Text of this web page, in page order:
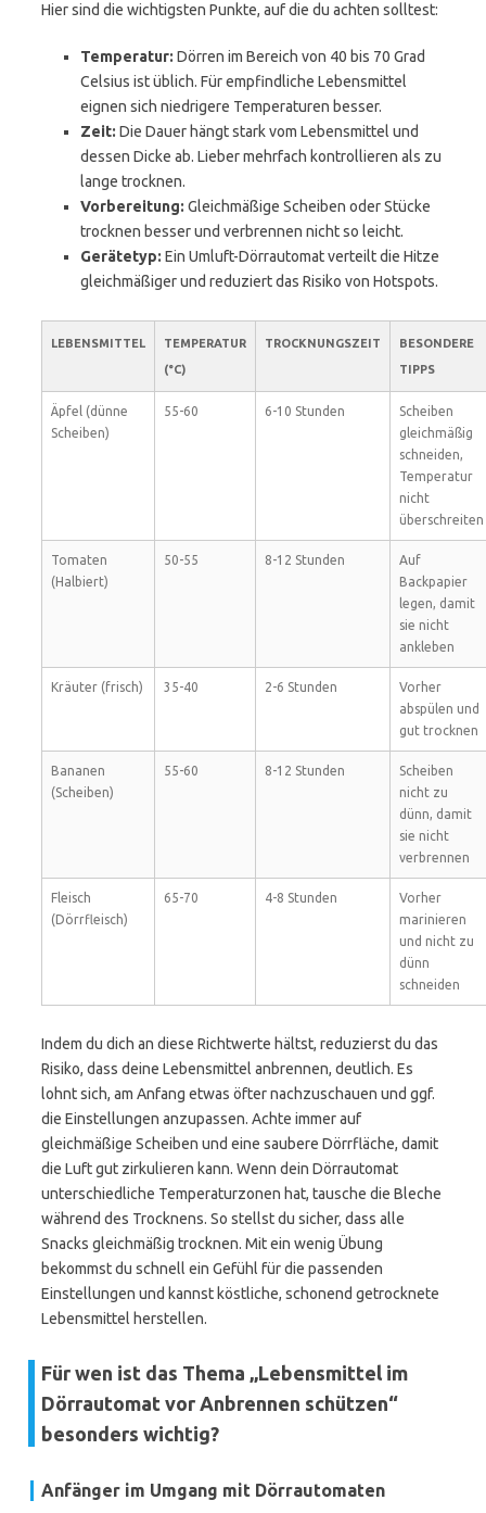
Hier sind die wichtigsten Punkte, auf die du achten solltest:
Temperatur: Dörren im Bereich von 40 bis 70 Grad
Celsius ist üblich. Für empfindliche Lebensmittel
eignen sich niedrigere Temperaturen besser.
Zeit: Die Dauer hängt stark vom Lebensmittel und
dessen Dicke ab. Lieber mehrfach kontrollieren als zu
lange trocknen.
Vorbereitung: Gleichmäßige Scheiben oder Stücke
trocknen besser und verbrennen nicht so leicht.
Gerätetyp: Ein Umluft-Dörrautomat verteilt die Hitze
gleichmäßiger und reduziert das Risiko von Hotspots.
LEBENSMITTEL
TEMPERATUR
(°C)
TROCKNUNGSZEIT
BESONDERE
TIPPS
Äpfel (dünne
Scheiben)
55-60 6-10 Stunden
Scheiben
gleichmäßig
schneiden,
Temperatur
nicht
überschreiten
Tomaten
(Halbiert)
50-55 8-12 Stunden
Auf
Backpapier
legen, damit
sie nicht
ankleben
Kräuter (frisch) 35-40 2-6 Stunden
Vorher
abspülen und
gut trocknen
Bananen
(Scheiben)
55-60 8-12 Stunden
Scheiben
nicht zu
dünn, damit
sie nicht
verbrennen
Fleisch
(Dörrfleisch)
65-70 4-8 Stunden
Vorher
marinieren
und nicht zu
dünn
schneiden
Indem du dich an diese Richtwerte hältst, reduzierst du das
Risiko, dass deine Lebensmittel anbrennen, deutlich. Es
lohnt sich, am Anfang etwas öfter nachzuschauen und ggf.
die Einstellungen anzupassen. Achte immer auf
gleichmäßige Scheiben und eine saubere Dörrfläche, damit
die Luft gut zirkulieren kann. Wenn dein Dörrautomat
unterschiedliche Temperaturzonen hat, tausche die Bleche
während des Trocknens. So stellst du sicher, dass alle
Snacks gleichmäßig trocknen. Mit ein wenig Übung
bekommst du schnell ein Gefühl für die passenden
Einstellungen und kannst köstliche, schonend getrocknete
Lebensmittel herstellen.
Für wen ist das Thema „Lebensmittel im
Dörrautomat vor Anbrennen schützen“
besonders wichtig?
Anfänger im Umgang mit Dörrautomaten